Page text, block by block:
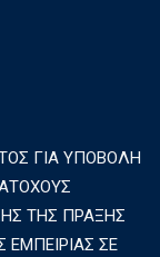
ΓΙΑ ΥΠΟΒΟΛΗ
ΤΗΣ ΠΡΑΞΗΣ
ΣΕ